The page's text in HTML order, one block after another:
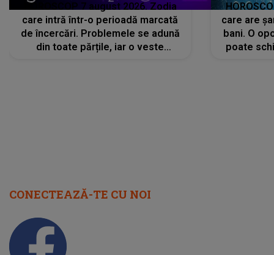
HOROSCOP 7 august 2026. Zodia
care intră într-o perioadă marcată
de încercări. Problemele se adună
din toate părțile, iar o veste
care are
bani. O
poate
CONECTEAZĂ-TE CU NOI